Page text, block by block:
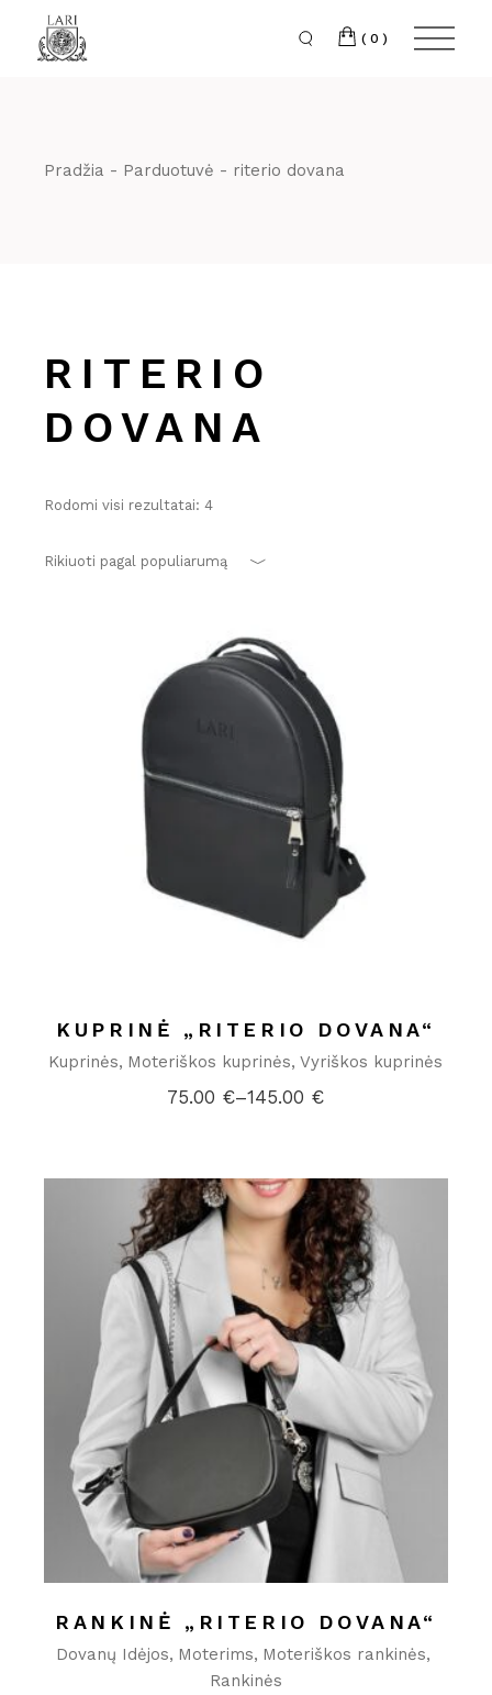
content
(0)
Pradžia Parduotuvė riterio dovana
RITERIO
DOVANA
Rodomi visi rezultatai: 4pagal
Rikiuoti pagal populiarumą
KUPRINĖ „RITERIO DOVANA“
Kuprinės Moteriškos kuprinės Vyriškos kuprinės
75.00 €–145.00 €
Price
145.00 €
RANKINĖ „RITERIO DOVANA“
Dovanų Idėjos Moterims Moteriškos rankinės
Rankinės